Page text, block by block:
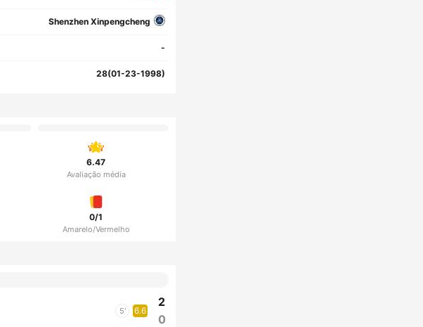
Shenzhen Xinpengcheng
-
28(01-23-1998)
6.47
Avaliação média
0/1
Amarelo/Vermelho
5' 6.6
2
0